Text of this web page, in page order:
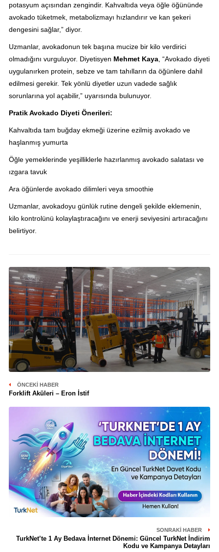
potasyum açısından zengindir. Kahvaltıda veya öğle öğününde
avokado tüketmek, metabolizmayı hızlandırır ve kan şekeri
dengesini sağlar,” diyor.
Uzmanlar, avokadonun tek başına mucize bir kilo verdirici
olmadığını vurguluyor. Diyetisyen Mehmet Kaya, “Avokado diyeti
uygulanırken protein, sebze ve tam tahılların da öğünlere dahil
edilmesi gerekir. Tek yönlü diyetler uzun vadede sağlık
sorunlarına yol açabilir,” uyarısında bulunuyor.
Pratik Avokado Diyeti Önerileri:
Kahvaltıda tam buğday ekmeği üzerine ezilmiş avokado ve
haşlanmış yumurta
Öğle yemeklerinde yeşilliklerle hazırlanmış avokado salatası ve
ızgara tavuk
Ara öğünlerde avokado dilimleri veya smoothie
Uzmanlar, avokadoyu günlük rutine dengeli şekilde eklemenin,
kilo kontrolünü kolaylaştıracağını ve enerji seviyesini artıracağını
belirtiyor.
ÖNCEKI HABER
Forklift Aküleri – Eron İstif
SONRAKI HABER
TurkNet’te 1 Ay Bedava İnternet Dönemi: Güncel TurkNet İndirim
Kodu ve Kampanya Detayları